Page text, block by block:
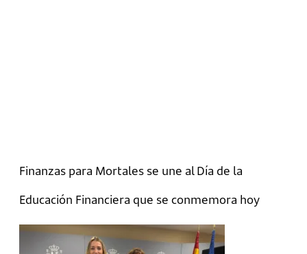
Finanzas para Mortales se une al Día de la
Educación Financiera que se conmemora hoy